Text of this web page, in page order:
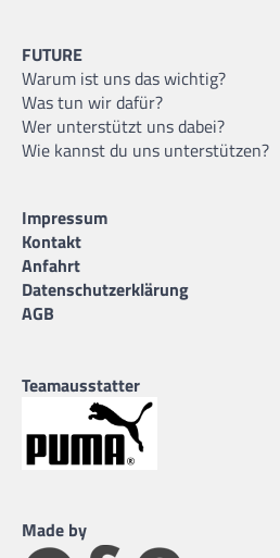
FUTURE
Warum ist uns das wichtig?
Was tun wir dafür?
Wer unterstützt uns dabei?
Wie kannst du uns unterstützen?
Impressum
Kontakt
Anfahrt
Datenschutzerklärung
AGB
Teamausstatter
Made by